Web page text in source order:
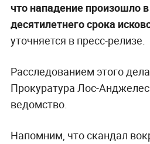
что нападение произошло
десятилетнего срока
уточняется в пресс-релизе.
Расследованием этого
Прокуратура Лос-
ведомство.
Напомним, что скандал